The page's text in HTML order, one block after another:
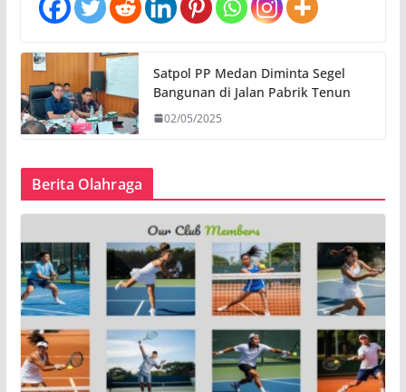
Satpol PP Medan Diminta Segel
Bangunan di Jalan Pabrik Tenun
02/05/2025
Berita Olahraga